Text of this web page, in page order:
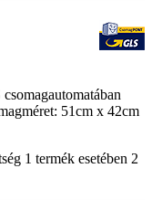
51cm x 42cm
1 termék esetében 2